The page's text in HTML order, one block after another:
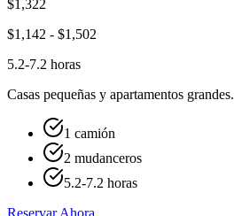
$1,322
$1,142 - $1,502
5.2-7.2 horas
Casas pequeñas y apartamentos grandes.
1 camión
2 mudanceros
5.2-7.2 horas
Reservar Ahora